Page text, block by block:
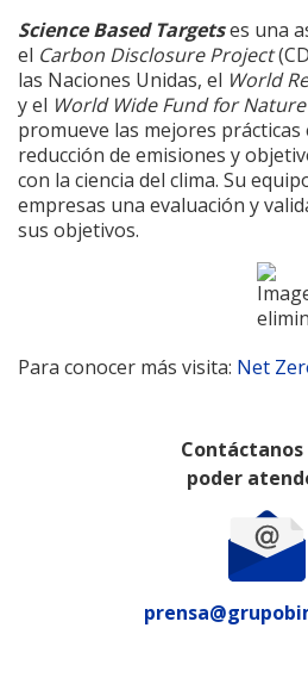
Science Based Targetses una
el Carbon Disclosure Project
las Naciones Unidas, el World
y el World Wide Fund for Nature
promueve las mejores prácticas
reducción de emisiones y
con la ciencia del clima. Su
empresas una evaluación y
sus objetivos.
Para conocer más visita: Net
Contáctanos
poder